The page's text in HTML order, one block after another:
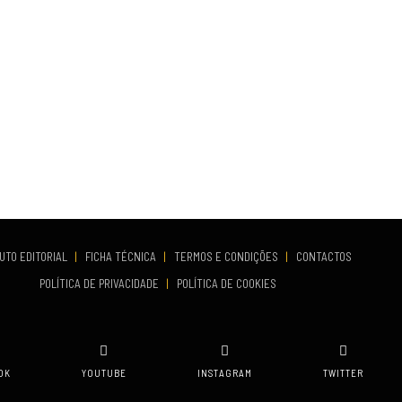
EDITORIAL | FICHA TÉCNICA | TERMOS E CONDIÇÕES |
CONTACTOS
POLÍTICA DE PRIVACIDADE
| POLÍTICA DE COOKIES
YOUTUBE INSTAGRAM TWITTER